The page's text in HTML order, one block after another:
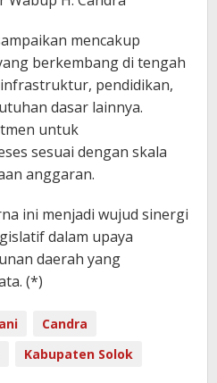
mencakup
berkembang di tengah
pendidikan,
dasar lainnya.
untuk
sesuai dengan skala
anggaran.
ini menjadi wujud sinergi
dalam upaya
daerah yang
(*)
Candra
Kabupaten Solok